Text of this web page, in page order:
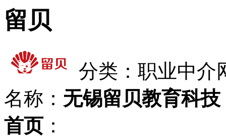
留贝
分类：职业中介
名称： 无锡留贝教育科技
首页 ：